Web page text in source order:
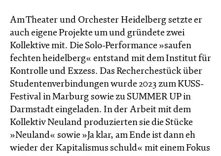
Am Theater und Orchester Heidelberg setzte er
auch eigene Projekte um und gründete zwei
Kollektive mit. Die Solo-Performance »saufen
fechten heidelberg« entstand mit dem Institut für
Kontrolle und Exzess. Das Recherchestück über
Studentenverbindungen wurde 2023 zum KUSS-
Festival in Marburg sowie zu SUMMER UP in
Darmstadt eingeladen. In der Arbeit mit dem
Kollektiv Neuland produzierten sie die Stücke
»Neuland« sowie »Ja klar, am Ende ist dann eh
wieder der Kapitalismus schuld« mit einem Fokus